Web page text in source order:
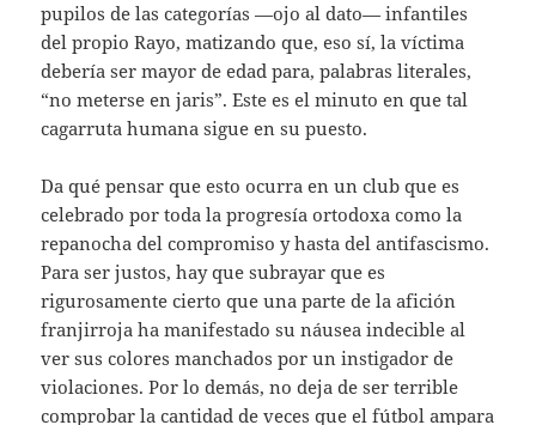
pupilos de las categorías —ojo al dato— infantiles
del propio Rayo, matizando que, eso sí, la víctima
debería ser mayor de edad para, palabras literales,
“no meterse en jaris”. Este es el minuto en que tal
cagarruta humana sigue en su puesto.
Da qué pensar que esto ocurra en un club que es
celebrado por toda la progresía ortodoxa como la
repanocha del compromiso y hasta del antifascismo.
Para ser justos, hay que subrayar que es
rigurosamente cierto que una parte de la afición
franjirroja ha manifestado su náusea indecible al
ver sus colores manchados por un instigador de
violaciones. Por lo demás, no deja de ser terrible
comprobar la cantidad de veces que el fútbol ampara